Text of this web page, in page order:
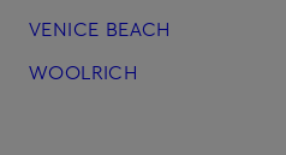
VENICE BEACH
WOOLRICH